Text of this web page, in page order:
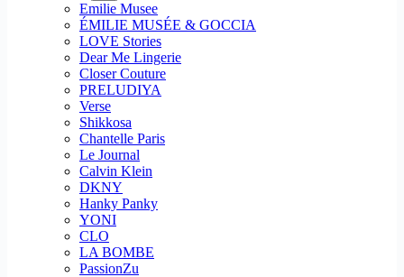
Emilie Musee
ÉMILIE MUSÉE & GOCCIA
LOVE Stories
Dear Me Lingerie
Closer Couture
PRELUDIYA
Verse
Shikkosa
Chantelle Paris
Le Journal
Calvin Klein
DKNY
Hanky Panky
YONI
CLO
LA BOMBE
PassionZu